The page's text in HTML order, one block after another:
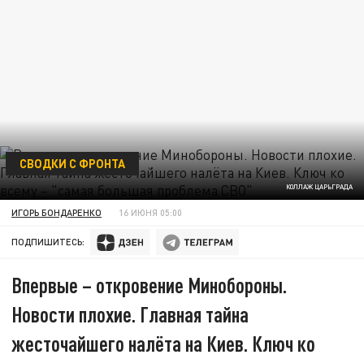
КОЛЛАЖ ЦАРЬГРАДА
СВОДКИ С ФРОНТА
ИГОРЬ БОНДАРЕНКО 16 ИЮНЯ 05:00
ПОДПИШИТЕСЬ:
Впервые – откровение Минобороны.
Новости плохие. Главная тайна
жесточайшего налёта на Киев. Ключ ко